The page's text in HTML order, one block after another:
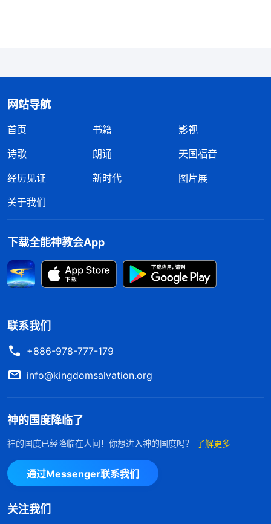
作工、没有明白真理以前，是撒但的本性在人里面当
家做主支配人。这个本性里具体是什么东西呢？比
如，你为什么要自私？你为什么要维护自己的地位？
些东西是从哪里来的？你为什么能喜欢接受这些东
人里面。撒但的毒素是什么？应该怎么表达？比如，
你若问‘人该怎么活着？人该为什么活着？’人都会回
答说‘人不为己，天诛地灭’，这一句话就把问题的根
源说出来了。撒但的哲学、逻辑已成为人的生命了，
人无论追求什么其实都是为自己，所以，人都是为自
己活着。‘人不为己，天诛地灭’，这就是人的生命哲
性了，就是败坏人类撒但本性的真实写照，撒但的本
性已完全成为败坏人类生存的根基，几千年来败坏人
类就是凭着撒但的这个毒素活到现在的。
三 末世基督座谈纪要・怎样走彼得的路》“人的肉体就
像蛇一样，本质就是伤害人的性命，等到你肉体完全
得逞的时候，也就是你断送性命的时候。肉体是属于
享福，贪享安逸，不着急不上火，无所事事，你满足
网站导航
首页 书籍
影视
诗歌
朗诵
天国福音
经历见证
新时代
图片展
关于我们
下载全能神教会App
联系我们
+886-978-777-179
info@kingdomsalvation.org
神的国度降临了
神的国度已经降临在人间！你想进入神的国度吗？ 了解更多
通过Messenger联系我们
关注我们